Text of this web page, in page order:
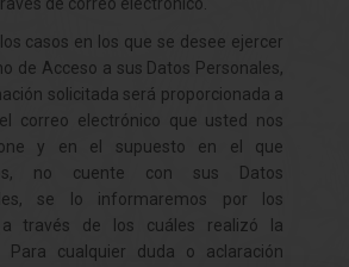
casos en los que se desee ejercer
de Acceso a sus Datos Personales,
solicitada será proporcionada a
correo electrónico que usted nos
y en el supuesto en el que
no cuente con sus Datos
se lo informaremos por los
a través de los cuáles realizó la
Para cualquier duda o aclaración